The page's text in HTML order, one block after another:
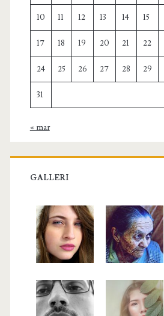
10 11 12 13 14 15
17 18 19 20 21 22
24 25 26 27 28 29
31
« mar
GALLERI